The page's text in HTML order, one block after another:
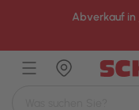
Abverkauf in